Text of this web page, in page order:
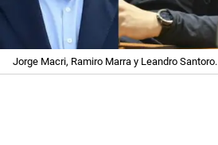
Jorge Macri, Ramiro Marra y Leandro Santoro.